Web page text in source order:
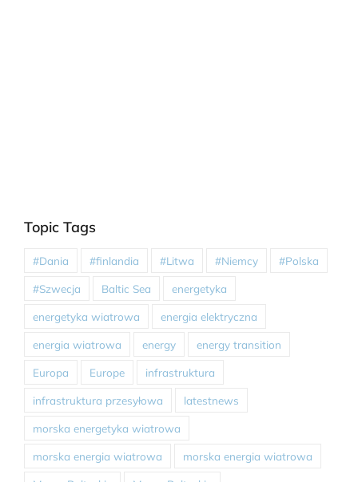
Topic Tags
#Dania #finlandia #Litwa #Niemcy #Polska
#Szwecja Baltic Sea energetyka
energetyka wiatrowa energia elektryczna
energia wiatrowa energy energy transition
Europa Europe infrastruktura
infrastruktura przesyłowa latestnews
morska energetyka wiatrowa
morska energia wiatrowa morska energia wiatrowa